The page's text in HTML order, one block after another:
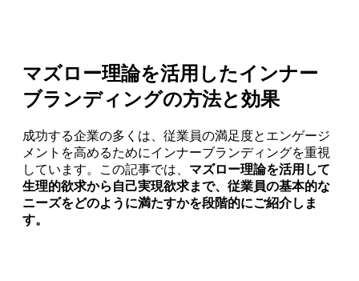
マズロー理論を活用したインナー
ブランディングの方法と効果
成功する企業の多くは、従業員の満足度とエンゲージ
メントを高めるためにインナーブランディングを重視
しています。この記事では、 マズロー理論を活用して
生理的欲求から自己実現欲求まで、従業員の基本的な
ニーズをどのように満たすかを段階的にご紹介しま
す。